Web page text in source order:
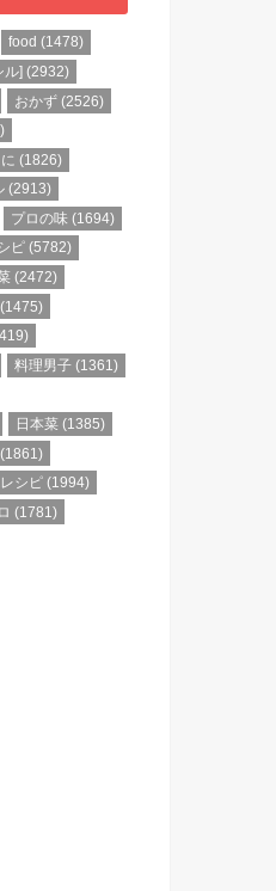
food (1478)
ル] (2932)
おかず (2526)
(1826)
(2913)
プロの味 (1694)
ピ (5782)
(2472)
(1475)
料理男子 (1361)
日本菜 (1385)
(1861)
シピ (1994)
(1781)